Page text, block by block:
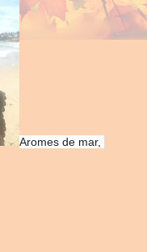
Aromes de mar,